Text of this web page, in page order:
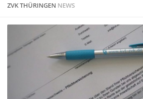
ZVK THÜRINGEN NEWS